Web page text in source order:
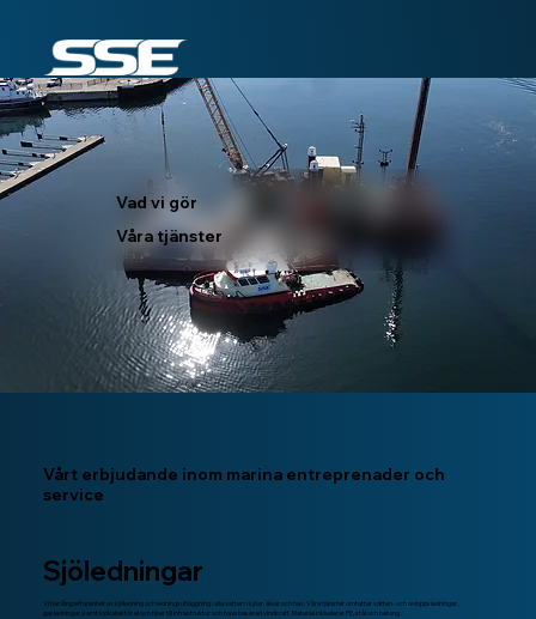
Vad vi gör
Våra tjänster
Sjöledningar
Vi har lång erfarenhet av sjöledning och ledningsutläggning i alla vatten: i sjöar, älvar och hav. Våra tjänster omfattar vatten- och avloppsledningar,
gasledningar, samt sjökabel för el och fiber till infrastruktur och havsbaserad vindkraft. Material inkluderar PE, stål och betong.
Vårt erbjudande inom marina entreprenader och
service